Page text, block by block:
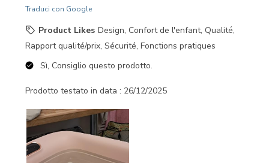
Traduci con Google
Product Likes Design, Confort de l'enfant, Qualité,
Rapport qualité/prix, Sécurité, Fonctions pratiques
Sì, Consiglio questo prodotto.
Prodotto testato in data : 26/12/2025